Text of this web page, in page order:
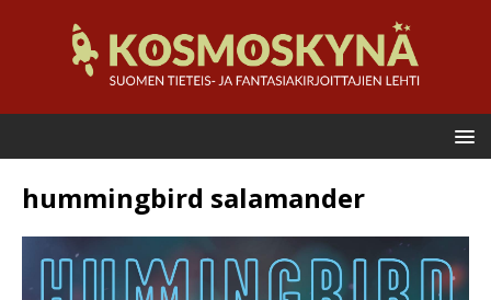
hummingbird salamander